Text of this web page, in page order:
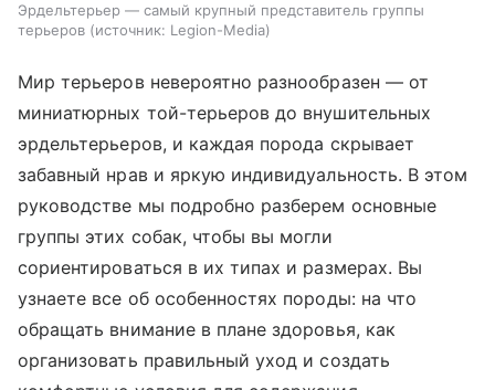
Эрдельтерьер — самый крупный представитель группы
терьеров
источник: Legion-Media
Мир терьеров невероятно разнообразен — от
миниатюрных той-терьеров до внушительных
эрдельтерьеров, и каждая порода скрывает
забавный нрав и яркую индивидуальность. В этом
руководстве мы подробно разберем основные
группы этих собак, чтобы вы могли
сориентироваться в их типах и размерах. Вы
узнаете все об особенностях породы: на что
обращать внимание в плане здоровья, как
организовать правильный уход и создать